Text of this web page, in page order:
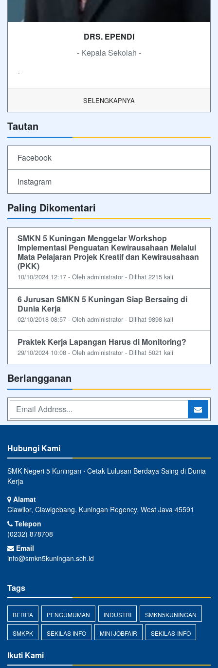
DRS. EPENDI
- Kepala Sekolah -
-
SELENGKAPNYA
Tautan
Facebook
Instagram
Paling Dikomentari
SMKN 5 Kuningan Menggelar Workshop
Implementasi Penguatan Kewirausahaan Melalui
Mata Pelajaran Projek Kreatif dan Kewirausahaan
(PKK)
10/10/2024 12:17 - Oleh administrator - Dilihat 2215 kali
6 Jurusan SMKN 5 Kuningan Siap Bersaing di
Dunia Kerja
02/10/2018 08:57 - Oleh administrator - Dilihat 9898 kali
Praktek Kerja Lapangan Harus di Monitoring?
29/10/2024 10:08 - Oleh administrator - Dilihat 5021 kali
Berlangganan
Hubungi Kami
SMK Negeri 5 Kuningan ⋅ Cetak Lulusan Berdaya Saing di Dunia
Kerja
Alamat
Ciawilor, Ciawigebang, Kuningan Regency, West Java 45591
Telepon
(0232) 878708
Email
info@smkn5kuningan.sch.id
Tags
BERITA PENGUMUMAN INDUSTRI SMKN5KUNINGAN
SMKPK SEKILAS INFO MINI JOBFAIR SEKILAS-INFO
Ikuti Kami